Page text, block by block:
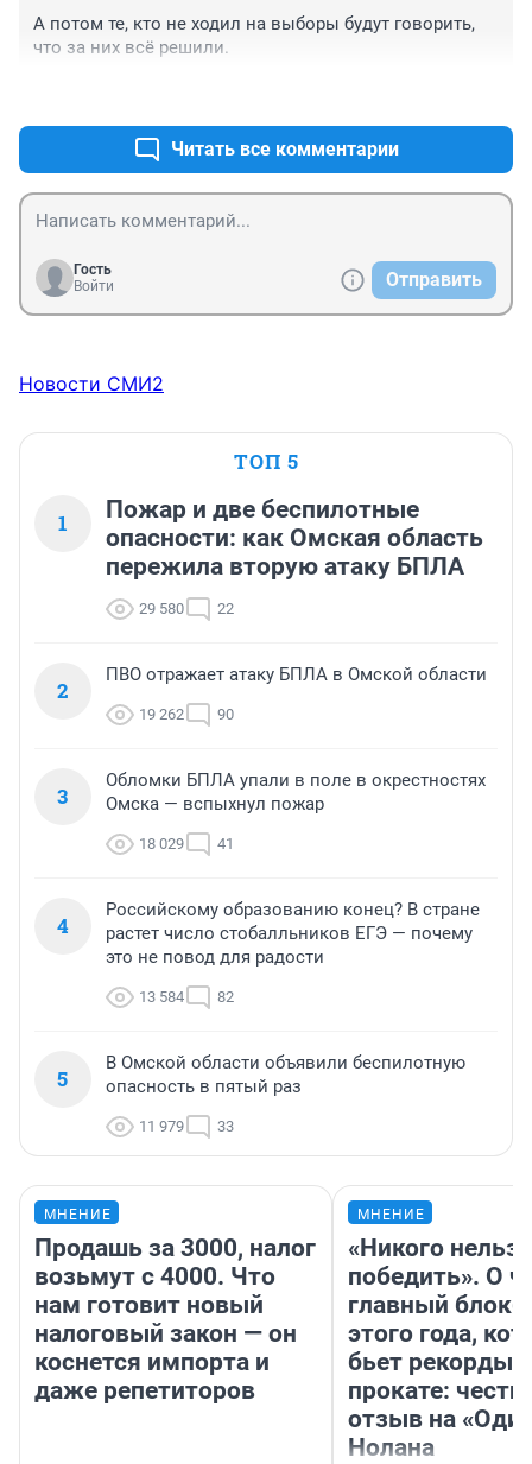
А потом те, кто не ходил на выборы будут говорить,
что за них всё решили.
Читать все комментарии
Гость
Войти
Отправить
Новости СМИ2
ТОП 5
1
Пожар и две беспилотные
опасности: как Омская область
пережила вторую атаку БПЛА
29 580 22
2
ПВО отражает атаку БПЛА в Омской области
19 262 90
3
Обломки БПЛА упали в поле в окрестностях
Омска — вспыхнул пожар
18 029 41
4
Российскому образованию конец? В стране
растет число стобалльников ЕГЭ — почему
это не повод для радости
13 584 82
5
В Омской области объявили беспилотную
опасность в пятый раз
11 979 33
МНЕНИЕ
Продашь за 3000, налог
возьмут с 4000. Что
нам готовит новый
налоговый закон — он
коснется импорта и
даже репетиторов
МНЕНИЕ
«Никого нельзя
победить». О
главный
этого года,
бьет рекорды в
прокате:
отзыв на
Нолана